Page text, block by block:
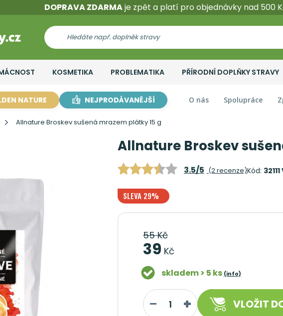
DOPRAVA ZDARMAje zpět a platí pro objednávky nad 500
KOSMETIKA PROBLEMATIKA PŘÍRODNÍ DOPLŇKY STRAVY
NATURE NEJPRODÁVANĚJŠÍ O nás Spolupráce
Allnature Broskev sušená mrazem plátky 15 g
Allnature Broskev
3.5/5 (2 recenze)Kód: 32111
SLEVA 29%
55 Kč
39 Kč
skladem > 5 ks (info)
VLOŽIT